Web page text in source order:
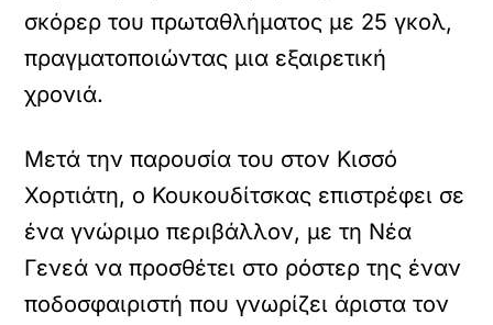
σκόρερ του πρωταθλήματος με 25 γκολ,
πραγματοποιώντας μια εξαιρετική
χρονιά.
Μετά την παρουσία του στον Κισσό
Χορτιάτη, ο Κουκουδίτσκας επιστρέφει σε
ένα γνώριμο περιβάλλον, με τη Νέα
Γενεά να προσθέτει στο ρόστερ της έναν
ποδοσφαιριστή που γνωρίζει άριστα τον